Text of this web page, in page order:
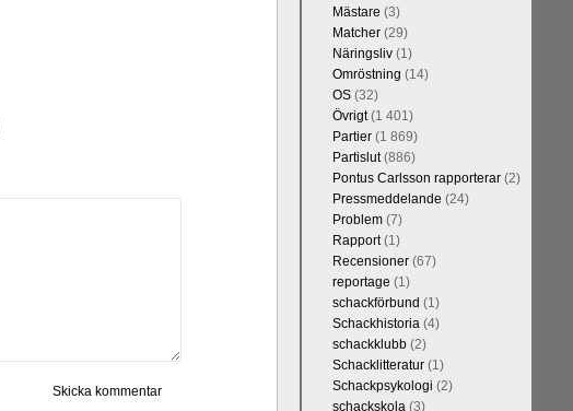
Mästare (3)
Matcher(29)
Näringsliv(1)
Omröstning (14)
OS(32)
Övrigt(1 401)
Partier(1 869)
Partislut(886)
Pontus Carlsson rapporterar(2)
Pressmeddelande (24)
Problem(7)
Rapport(1)
Recensioner(67)
reportage (1)
schackförbund (1)
Schackhistoria(4)
schackklubb(2)
Schacklitteratur(1)
Schackpsykologi (2)
schackskola(3)